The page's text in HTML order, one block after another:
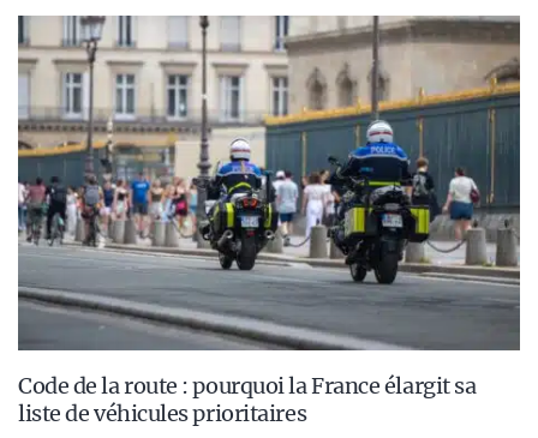
Code de la route : pourquoi la France élargit sa
liste de véhicules prioritaires